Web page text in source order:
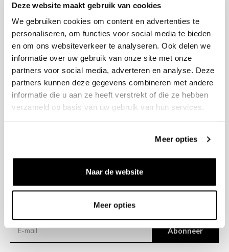
Deze website maakt gebruik van cookies
We gebruiken cookies om content en advertenties te
personaliseren, om functies voor social media te bieden
en om ons websiteverkeer te analyseren. Ook delen we
informatie over uw gebruik van onze site met onze
partners voor social media, adverteren en analyse. Deze
partners kunnen deze gegevens combineren met andere
informatie die u aan ze heeft verstrekt of die ze hebben
verzameld op basis van uw gebruik van hun services.
Meer opties
Naar de website
Meer opties
+31 23 205 2006
info@bruut.nl
Contact Formulier
Open 11:00 - 18:00
OPENINGSTIJDEN
Verzending
Abonneer